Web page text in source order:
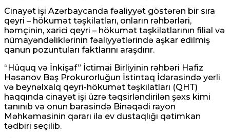
Cinayət işi Azərbaycanda fəaliyyət göstərən bir sıra
qeyri – hökumət təşkilatları, onların rəhbərləri,
həmçinin, xarici qeyri – hökumət təşkilatlarının filial və
nümayəndəliklərinin fəaliyyətlərində aşkar edilmiş
qanun pozuntuları faktlarını araşdırır.
“Hüquq və İnkişaf” İctimai Birliyinin rəhbəri Hafiz
Həsənov Baş Prokurorluğun İstintaq İdarəsində yerli
və beynəlxalq qeyri-hökumət təşkilatları (QHT)
haqqında cinayət işi üzrə təqsirləndirilən şəxs kimi
tanınıb və onun barəsində Binəqədi rayon
Məhkəməsinin qərarı ilə ev dustaqlığı qətimkan
tədbiri seçilib.